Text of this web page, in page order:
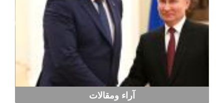
آراء ومقالات